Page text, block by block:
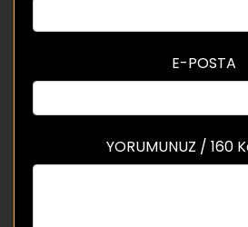
E-POSTA
YORUMUNUZ / 160